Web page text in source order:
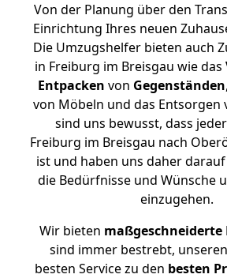
Von der Planung über den
Einrichtung Ihres neuen
Die Umzugshelfer bieten auch
in Freiburg im Breisgau wie das
Entpacken von Gegenständen
von Möbeln und das Entsorgen
sind uns bewusst, dass
Freiburg im Breisgau nach
ist und haben uns daher
die Bedürfnisse und Wünsche
einzugehen.
Wir bieten maßgeschneiderte
sind immer bestrebt,
besten Service zu den besten